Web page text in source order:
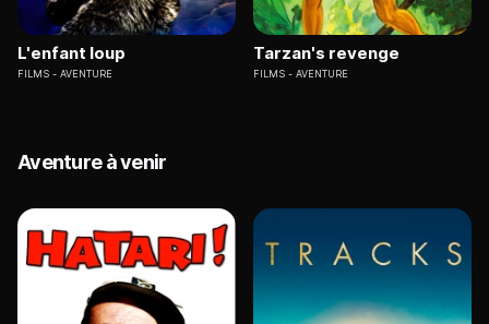
L'enfant loup
FILMS AVENTURE
Tarzan's revenge
FILMS AVENTURE
Aventure à venir